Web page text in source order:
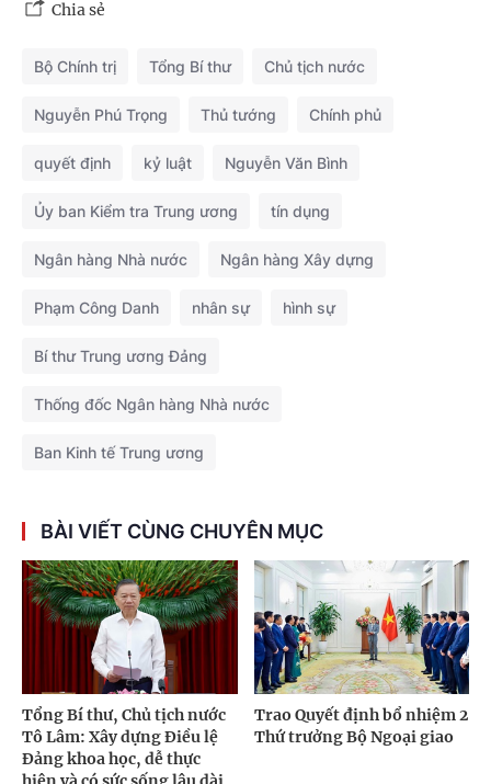
Chia sẻ
Bộ Chính trị Tổng Bí thư Chủ tịch nước
Nguyễn Phú Trọng Thủ tướng Chính phủ
quyết định kỷ luật Nguyễn Văn Bình
Ủy ban Kiểm tra Trung ương tín dụng
Ngân hàng Nhà nước Ngân hàng Xây dựng
Phạm Công Danh nhân sự hình sự
Bí thư Trung ương Đảng
Thống đốc Ngân hàng Nhà nước
Ban Kinh tế Trung ương
BÀI VIẾT CÙNG CHUYÊN MỤC
Tổng Bí thư, Chủ tịch nước
Tô Lâm: Xây dựng Điều lệ
Đảng khoa học, dễ thực
Trao Quyết định bổ nhiệm 2
Thứ trưởng Bộ Ngoại giao